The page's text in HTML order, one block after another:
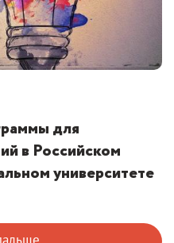
для
в Российском
университете